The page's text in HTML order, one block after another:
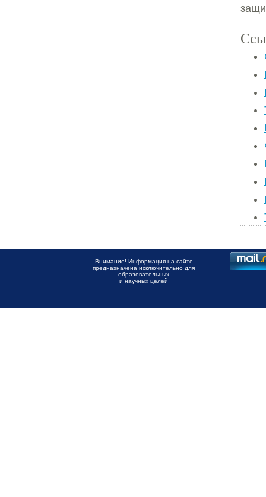
Внимание! Информация на сайте
предназначена исключительно для
образовательных
и научных целей